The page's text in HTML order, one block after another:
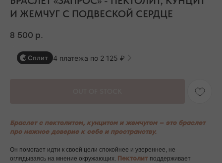
И ЖЕМЧУГ С ПОДВЕСКОЙ СЕРДЦЕ
8 500 р.
Сплит 4 платежа по 2 125 ₽
Браслет с пектолитом, кунцитом и жемчугом — это браслет
про нежное доверие к себе и пространству.
Он помогает идти к своей цели спокойнее и увереннее, не
оглядываясь на мнение окружающих. Пектолит поддерживает